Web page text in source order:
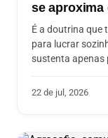
se aproxima
É a doutrina que
para lucrar
sustenta apenas
22 de jul, 2026